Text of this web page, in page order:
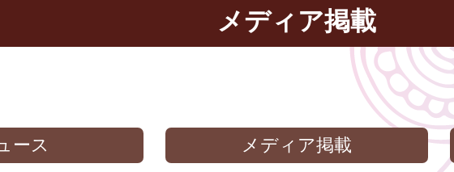
メディア掲載
ース メディア掲載